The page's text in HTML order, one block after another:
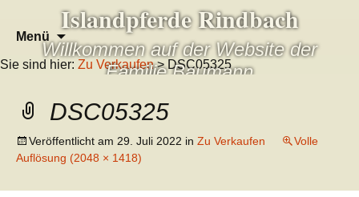
Islandpferde Rindbach
Willkommen auf der Website der
Familie Baumann
Menü
Zum
Inhalt
springen
nach:
Sie sind hier: Zu Verkaufen> DSC05325
DSC05325
Veröffentlicht am 29. Juli 2022 in Zu Verkaufen
Volle
Auflösung (2048 × 1418)